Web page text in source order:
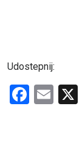
Udostepnij:
F
E